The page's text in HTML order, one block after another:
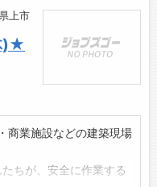
上市
)★
商業施設などの建築現場
ちが、安全に作業する